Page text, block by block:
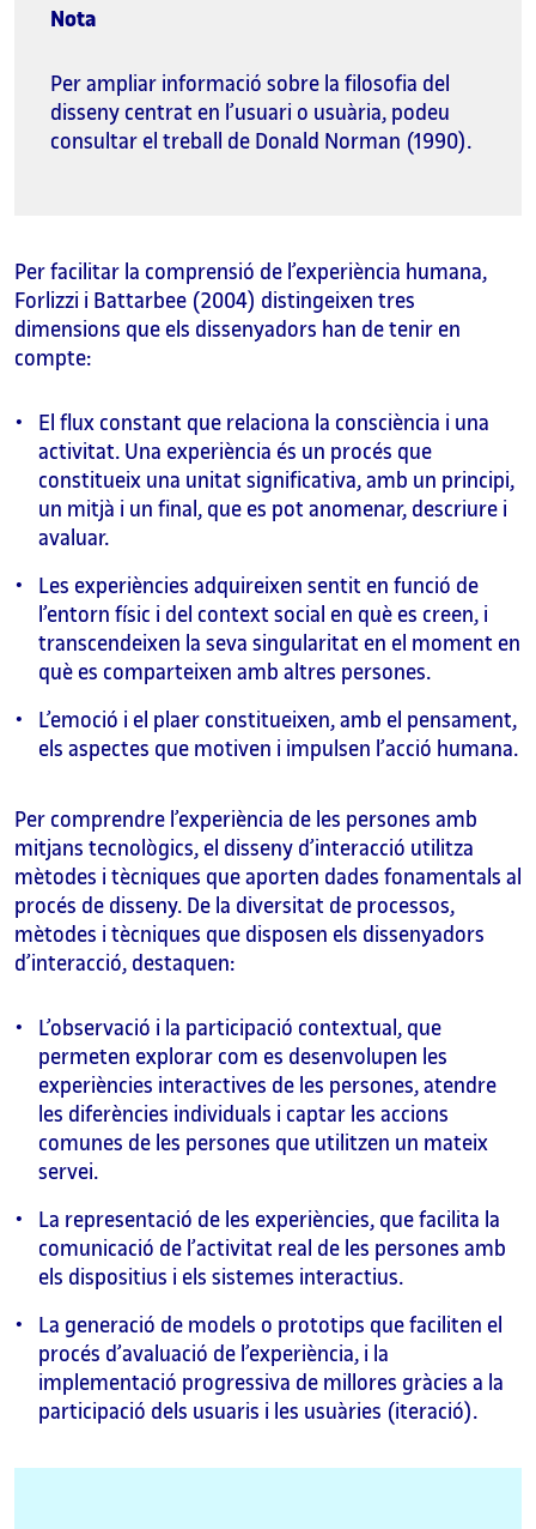
Nota
Per ampliar informació sobre la filosofia del
disseny centrat en l’usuari o usuària, podeu
consultar el treball de Donald Norman (1990).
Per facilitar la comprensió de l’experiència humana,
Forlizzi i Battarbee (2004) distingeixen tres
dimensions que els dissenyadors han de tenir en
compte:
El flux constant que relaciona la consciència i una
activitat. Una experiència és un procés que
constitueix una unitat significativa, amb un principi,
un mitjà i un final, que es pot anomenar, descriure i
avaluar.
Les experiències adquireixen sentit en funció de
l’entorn físic i del context social en què es creen, i
transcendeixen la seva singularitat en el moment en
què es comparteixen amb altres persones.
L’emoció i el plaer constitueixen, amb el pensament,
els aspectes que motiven i impulsen l’acció humana.
Per comprendre l’experiència de les persones amb
mitjans tecnològics, el disseny d’interacció utilitza
mètodes i tècniques que aporten dades fonamentals al
procés de disseny. De la diversitat de processos,
mètodes i tècniques que disposen els dissenyadors
d’interacció, destaquen:
L’observació i la participació contextual, que
permeten explorar com es desenvolupen les
experiències interactives de les persones, atendre
les diferències individuals i captar les accions
comunes de les persones que utilitzen un mateix
servei.
La representació de les experiències, que facilita la
comunicació de l’activitat real de les persones amb
els dispositius i els sistemes interactius.
La generació de models o prototips que faciliten el
procés d’avaluació de l’experiència, i la
implementació progressiva de millores gràcies a la
participació dels usuaris i les usuàries (iteració).